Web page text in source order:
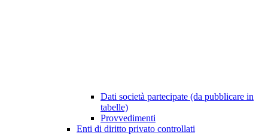
Dati società partecipate (da pubblicare in
tabelle)
Provvedimenti
Enti di diritto privato controllati